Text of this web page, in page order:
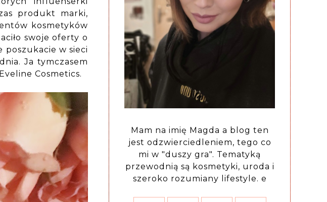
produkt marki,
kosmetyków
swoje oferty o
poszukacie w sieci
Ja tymczasem
Cosmetics.
Mam na imię Magda a blog ten
jest odzwierciedleniem, tego co
mi w "duszy gra". Tematyką
przewodnią są kosmetyki, uroda i
szeroko rozumiany lifestyle. e